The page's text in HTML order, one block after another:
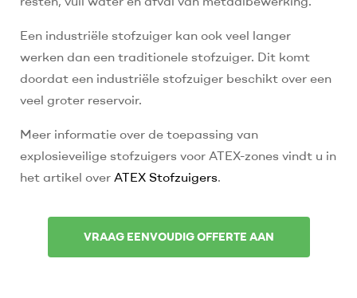
Een industriële stofzuiger kan ook veel langer
werken dan een traditionele stofzuiger. Dit komt
doordat een industriële stofzuiger beschikt over een
veel groter reservoir.
Meer informatie over de toepassing van
explosieveilige stofzuigers voor ATEX-zones vindt u in
het artikel over ATEX Stofzuigers.
VRAAG EENVOUDIG OFFERTE AAN